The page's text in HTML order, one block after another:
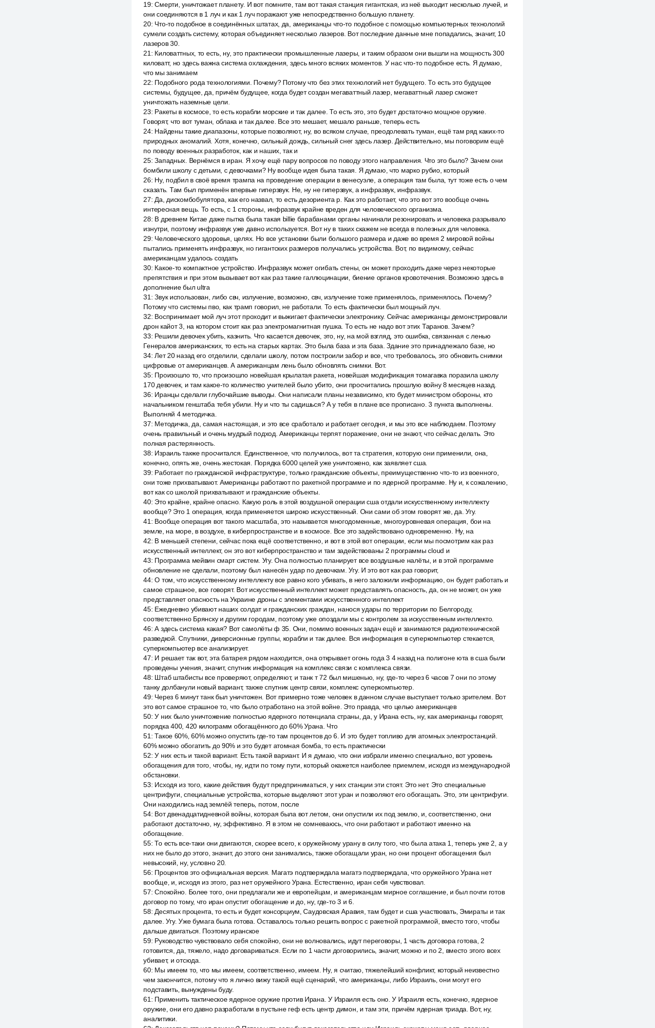
19:Смерти, уничтожает планету. И вот помните, там вот такая станция гигантская, из неё выходит несколько лучей, и
они соединяются в 1 луч и как 1 луч поражают уже непосредственно большую планету.
20: Что-то подобное в соединённых штатах, да, американцы что-то подобное с помощью компьютерных технологий
сумели создать систему, которая объединяет несколько лазеров. Вот последние данные мне попадались, значит, 10
лазеров 30.
21 : Киловаттных, то есть, ну, это практически промышленные лазеры, и таким образом они вышли на мощность 300
киловатт, но здесь важна система охлаждения, здесь много всяких моментов. У нас что-то подобное есть. Я думаю,
что мы занимаем
22: Подобного рода технологиями. Почему? Потому что без этих технологий нет будущего. То есть это будущее
системы, будущее, да, причём будущее, когда будет создан мегаваттный лазер, мегаваттный лазер сможет
уничтожать наземные цели.
23: Ракеты в космосе, то есть корабли морские и так далее. То есть это, это будет достаточно мощное оружие.
Говорят, что вот туман, облака и так далее. Все это мешает, мешало раньше, теперь есть
24: Найдены такие диапазоны, которые позволяют, ну, во всяком случае, преодолевать туман, ещё там ряд каких-то
природных аномалий. Хотя, конечно, сильный дождь, сильный снег здесь лазер. Действительно, мы поговорим ещё
по поводу военных разработок, как и наших, так и
25:Западных. Вернёмся в иран. Я хочу ещё пару вопросов по поводу этого направления. Что это было? Зачем они
бомбили школу с детьми, с девочками? Ну вообще идея была такая. Я думаю, что марко рубио, который
26: Ну, подбил в своё время трампа на проведение операции в венесуэле, а операция там была, тут тоже есть о чем
сказать. Там был применён впервые гиперзвук. Не, ну не гиперзвук, а инфразвук, инфразвук.
27: Да, дискомбобулятора, как его назвал, то есть дезориента р. Как это работает, что это вот это вообще очень
интересная вещь. То есть, с 1 стороны, инфразвук крайне вреден для человеческого организма.
28: В древнем Китае даже пытка была такая billie барабанами органы начинали резонировать и человека разрывало
изнутри, поэтому инфразвук уже давно используется. Вот ну в таких скажем не всегда в полезных для человека.
29: Человеческого здоровья, целях. Но все установки были большого размера и даже во время 2 мировой войны
пытались применять инфразвук, но гигантских размеров получались устройства. Вот, по видимому, сейчас
американцам удалось создать
30: Какое-то компактное устройство. Инфразвук может огибать стены, он может проходить даже через некоторые
препятствия и при этом вызывает вот как раз такие галлюцинации, биение органов кровотечения. Возможно здесь в
дополнение был ultra
31 :Звук использован, либо свч, излучение, возможно, свч, излучение тоже применялось, применялось. Почему?
Потому что системы пво, как трамп говорил, не работали. То есть фактически был мощный луч.
32: Воспринимает мой луч этот проходит и выжигает фактически электронику. Сейчас американцы демонстрировали
дрон кайот 3, на котором стоит как раз электромагнитная пушка. То есть не надо вот этих Таранов. Зачем?
33: Решили девочек убить, казнить. Что касается девочек, это, ну, на мой взгляд, это ошибка, связанная с ленью
Генералов американских, то есть на старых картах. Это была база и эта база. Здание это принадлежало базе, но
34:Лет 20 назад его отделили, сделали школу, потом построили забор и все, что требовалось, это обновить снимки
цифровые от американцев. А американцам лень было обновлять снимки. Вот.
35: Произошло то, что произошло новейшая крылатая ракета, новейшая модификация томагавка поразила школу
170 девочек, и там какое-то количество учителей было убито, они просчитались прошлую войну 8 месяцев назад.
36: Иранцы сделали глубочайшие выводы. Они написали планы независимо, кто будет министром обороны, кто
начальником генштаба тебя убили. Ну и что ты садишься? А у тебя в плане все прописано. 3 пункта выполнены.
Выполняй 4 методичка.
37: Методичка, да, самая настоящая, и это все сработало и работает сегодня, и мы это все наблюдаем. Поэтому
очень правильный и очень мудрый подход. Американцы терпят поражение, они не знают, что сейчас делать. Это
полная растерянность.
38: Израиль также просчитался. Единственное, что получилось, вот та стратегия, которую они применили, она,
конечно, опять же, очень жестокая. Порядка 6000 целей уже уничтожено, как заявляет сша.
39: Работает по гражданской инфраструктуре, только гражданские объекты, преимущественно что-то из военного,
они тоже прихватывают. Американцы работают по ракетной программе и по ядерной программе. Ну и, к сожалению,
вот как со школой прихватывают и гражданские объекты.
40: Это крайне, крайне опасно. Какую роль в этой воздушной операции сша отдали искусственному интеллекту
вообще? Это 1 операция, когда применяется широко искусственный. Они сами об этом говорят же, да. Угу.
41 : Вообще операция вот такого масштаба, это называется многодоменные, многоуровневая операция, бои на
земле, на море, в воздухе, в киберпространстве и в космосе. Все это задействовано одновременно. Ну, на
42: В меньшей степени, сейчас пока ещё соответственно, и вот в этой вот операции, если мы посмотрим как раз
искусственный интеллект, он это вот киберпространство и там задействованы 2 программы cloud и
43: Программа мейвин смарт систем. Угу. Она полностью планирует все воздушные налёты, и в этой программе
обновление не сделали, поэтому был нанесён удар по девочкам. Угу. И это вот как раз говорит,
44:О том, что искусственному интеллекту все равно кого убивать, в него заложили информацию, он будет работать и
самое страшное, все говорят. Вот искусственный интеллект может представлять опасность, да, он не может, он уже
представляет опасность на Украине дроны с элементами искусственного интеллект
45: Ежедневно убивают наших солдат и гражданских граждан, нанося удары по территории по Белгороду,
соответственно Брянску и другим городам, поэтому уже опоздали мы с контролем за искусственным интеллекто.
46:А здесь система какая? Вот самолёты ф 35. Они, помимо военных задач ещё и занимаются радиотехнической
разведкой. Спутники, диверсионные группы, корабли и так далее. Вся информация в суперкомпьютер стекается,
суперкомпьютер все анализирует.
47: И решает так вот, эта батарея рядом находится, она открывает огонь года 3 4 назад на полигоне юта в сша были
проведены учения, значит, спутник информация на комплекс связи с комплекса связи.
48: Штаб штабисты все проверяют, определяют, и танк т 72 был мишенью, ну, где-то через 6 часов 7 они по этому
танку долбанули новый вариант, также спутник центр связи, комплекс суперкомпьютер.
49: Через 6 минут танк был уничтожен. Вот примерно тоже человек в данном случае выступает только зрителем. Вот
это вот самое страшное то, что было отработано на этой войне. Это правда, что целью американцев
50:У них было уничтожение полностью ядерного потенциала страны, да, у Ирана есть, ну, как американцы говорят,
порядка 400, 420 килограмм обогащённого до 60% Урана. Что
51 :Такое 60%, 60% можно опустить где-то там процентов до 6. И это будет топливо для атомных электростанций.
60% можно обогатить до 90% и это будет атомная бомба, то есть практически
52:У них есть и такой вариант. Есть такой вариант. И я думаю, что они избрали именно специально, вот уровень
обогащения для того, чтобы, ну, идти по тому пути, который окажется наиболее приемлем, исходя из международной
обстановки.
53: Исходя из того, какие действия будут предприниматься, у них станции эти стоят. Это нет. Это специальные
центрифуги, специальные устройства, которые выделяют этот уран и позволяют его обогащать. Это, эти центрифуги.
Они находились над землёй теперь, потом, после
54: Вот двенадцатидневной войны, которая была вот летом, они опустили их под землю, и, соответственно, они
работают достаточно, ну, эффективно. Я в этом не сомневаюсь, что они работают и работают именно на
обогащение.
55:То есть все-таки они двигаются, скорее всего, к оружейному урану в силу того, что была атака 1, теперь уже 2, а у
них не было до этого, значит, до этого они занимались, также обогащали уран, но они процент обогащения был
невысокий, ну, условно 20.
56: Процентов это официальная версия. Магатэ подтверждала магатэ подтверждала, что оружейного Урана нет
вообще, и, исходя из этого, раз нет оружейного Урана. Естественно, иран себя чувствовал.
57:Спокойно. Более того, они предлагали же и европейцам, и американцам мирное соглашение, и был почти готов
договор по тому, что иран опустит обогащение и до, ну, где-то 3 и 6.
58: Десятых процента, то есть и будет консорциум, Саудовская Аравия, там будет и сша участвовать, Эмираты и так
далее. Угу. Уже бумага была готова. Оставалось только решить вопрос с ракетной программой, вместо того, чтобы
дальше двигаться. Поэтому иранское
59: Руководство чувствовало себя спокойно, они не волновались, идут переговоры, 1 часть договора готова, 2
готовится, да, тяжело, надо договариваться. Если по 1 части договорились, значит, можно и по 2, вместо этого всех
убивает, и отсюда.
60: Мы имеем то, что мы имеем, соответственно, имеем. Ну, я считаю, тяжелейший конфликт, который неизвестно
чем закончится, потому что я лично вижу такой ещё сценарий, что американцы, либо Израиль, они могут его
подставить, вынуждены буду.
61 : Применить тактическое ядерное оружие против Ирана. У Израиля есть оно. У Израиля есть, конечно, ядерное
оружие, они его давно разработали в пустыне геф есть центр димон, и там эти, причём ядерная триада. Вот, ну,
аналитики.